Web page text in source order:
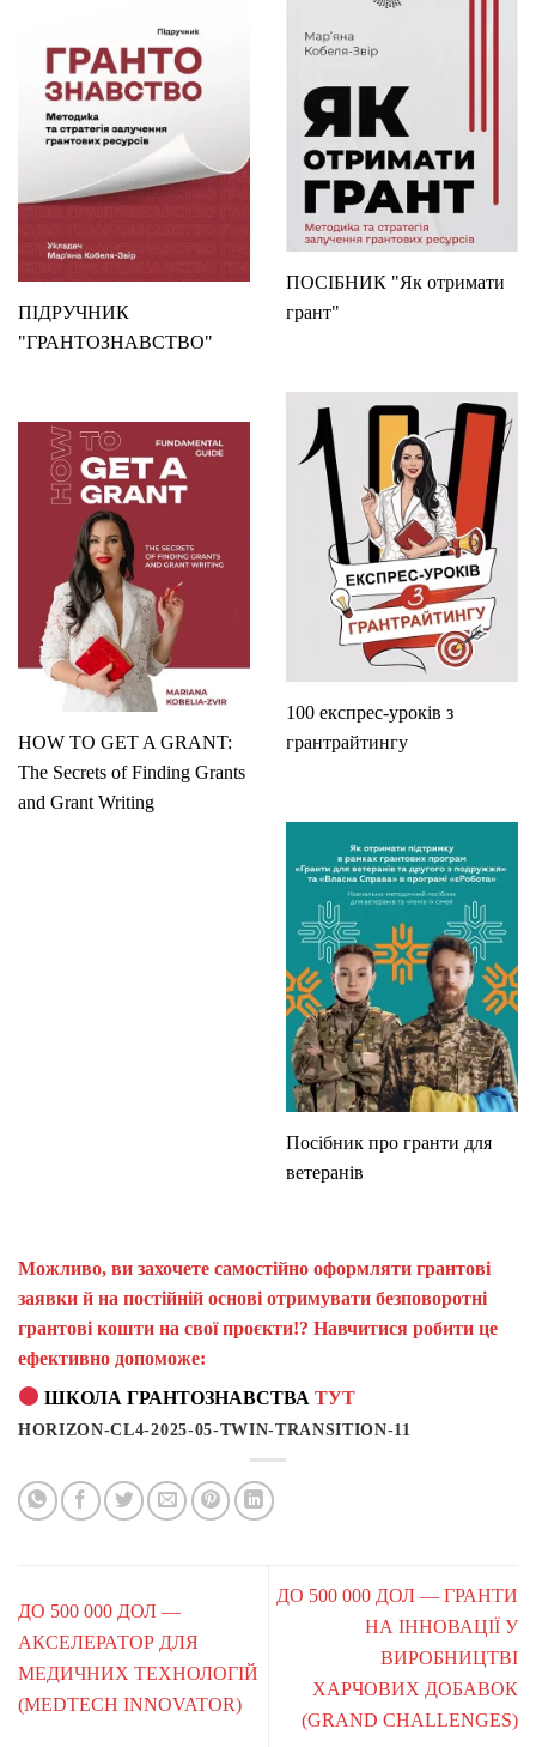
ПОСІБНИК "Як отримати
грант"
ПІДРУЧНИК
"ГРАНТОЗНАВСТВО"
100 експрес-уроків з
грантрайтингу
HOW TO GET A GRANT:
The Secrets of Finding Grants
and Grant Writing
Посібник про гранти для
ветеранів
Можливо, ви захочете самостійно оформляти грантові
заявки й на постійній основі отримувати безповоротні
грантові кошти на свої проєкти!? Навчитися робити це
ефективно допоможе:
ШКОЛА ГРАНТОЗНАВСТВАТУТ
HORIZON-CL4-2025-05-TWIN-TRANSITION-11
ДО 500 000 ДОЛ —
АКСЕЛЕРАТОР ДЛЯ
МЕДИЧНИХ ТЕХНОЛОГІЙ
(MEDTECH INNOVATOR)
ДО 500 000 ДОЛ — ГРАНТИ
НА ІННОВАЦІЇ У
ВИРОБНИЦТВІ
ХАРЧОВИХ ДОБАВОК
(GRAND CHALLENGES)